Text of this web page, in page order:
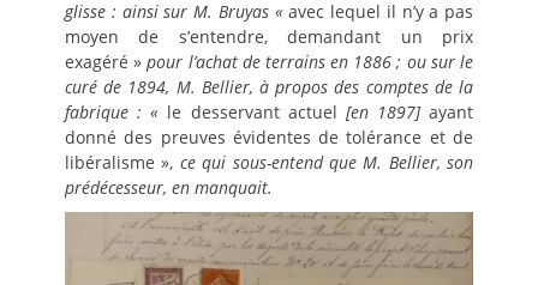
glisse : ainsi sur M. Bruyas «avec lequel il n’y a pas
moyen de s’entendre, demandant un prix
exagéré »pour l’achat de terrains en 1886 ; ou sur le
curé de 1894, M. Bellier, à propos des comptes de la
fabrique : « le desservant actuel [en 1897]ayant
donné des preuves évidentes de tolérance et de
libéralisme », ce qui sous-entend que M. Bellier, son
prédécesseur, en manquait.